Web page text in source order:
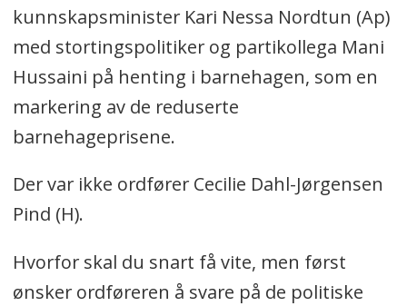
kunnskapsminister Kari Nessa Nordtun (Ap)
med stortingspolitiker og partikollega Mani
Hussaini på henting i barnehagen, som en
markering av de reduserte
barnehageprisene.
Der var ikke ordfører Cecilie Dahl-Jørgensen
Pind (H).
Hvorfor skal du snart få vite, men først
ønsker ordføreren å svare på de politiske